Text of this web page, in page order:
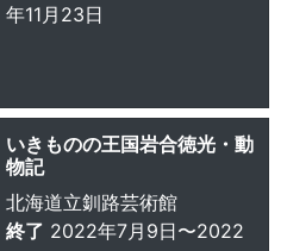
年11月23日
いきものの王国岩合徳光・動
物記
北海道立釧路芸術館
終了 2022年7月9日〜2022